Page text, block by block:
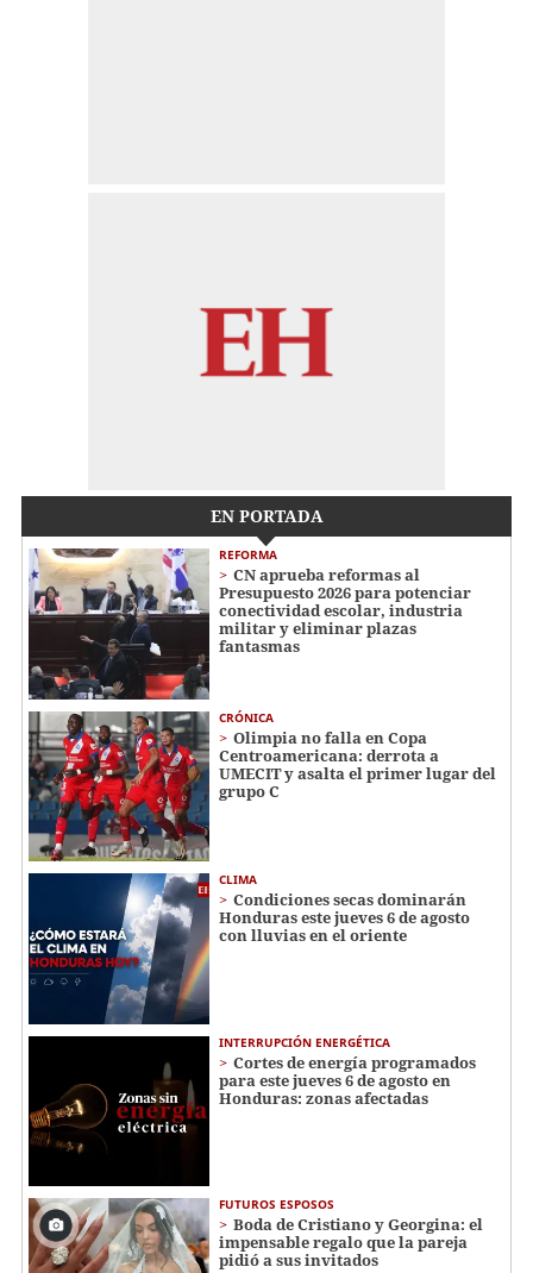
EN PORTADA
REFORMA
CN aprueba reformas al
Presupuesto 2026 para potenciar
conectividad escolar, industria
militar y eliminar plazas
fantasmas
CRÓNICA
Olimpia no falla en Copa
Centroamericana: derrota a
UMECIT y asalta el primer lugar del
grupo C
CLIMA
Condiciones secas dominarán
Honduras este jueves 6 de agosto
con lluvias en el oriente
INTERRUPCIÓN ENERGÉTICA
Cortes de energía programados
para este jueves 6 de agosto en
Honduras: zonas afectadas
FUTUROS ESPOSOS
Boda de Cristiano y Georgina: el
impensable regalo que la pareja
pidió a sus invitados